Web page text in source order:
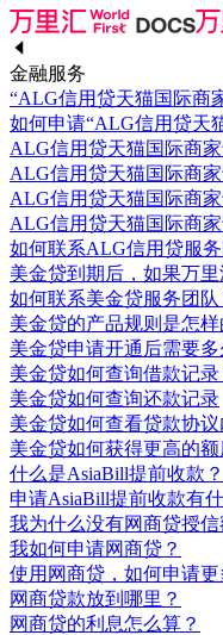
金融服务
“ALG信用贷天猫国际商
如何申请“ALG信用贷天
ALG信用贷天猫国际商
ALG信用贷天猫国际商
ALG信用贷天猫国际商
ALG信用贷天猫国际商
如何联系ALG信用贷服务
美金贷到期后，如果万
如何联系美金贷服务团队
美金贷的产品规则是怎样
美金贷申请开通后需要
美金贷如何查询借款记录
美金贷如何查询还款记录
美金贷如何查看贷款协议
美金贷如何获得更高的额
什么是AsiaBill提前收款？
申请AsiaBill提前收款有
我为什么没有网商贷授信
我如何申请网商贷？
使用网商贷，如何申请更
网商贷款放到哪里？
网商贷的利息怎么算？